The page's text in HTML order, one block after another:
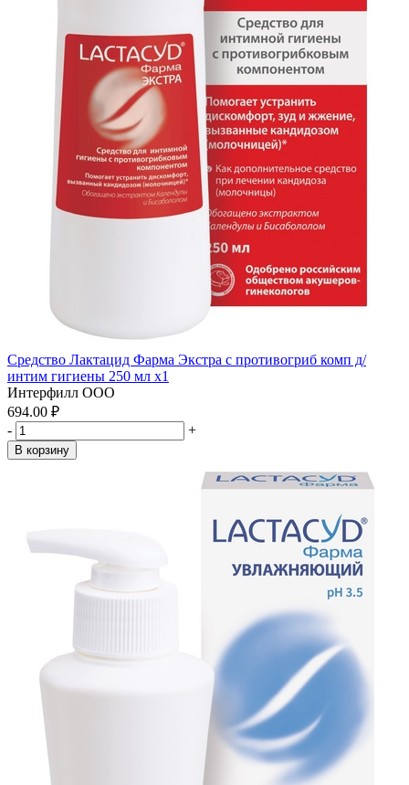
Средство Лактацид Фарма Экстра с противогриб комп д/
интим гигиены 250 мл x1
Интерфилл ООО
694.00 ₽
-
+
В корзину